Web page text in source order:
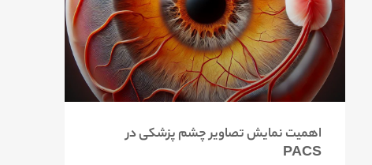
اهمیت نمایش تصاویر چشم پزشکی در
PACS